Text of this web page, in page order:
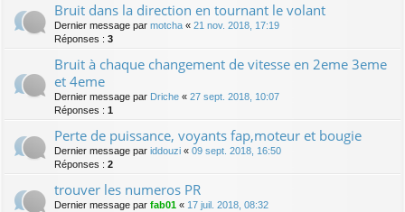
Bruit dans la direction en tournant le volant
Dernier message par motcha « 21 nov. 2018, 17:19
Réponses : 3
Bruit à chaque changement de vitesse en 2eme 3eme
et 4eme
Dernier message par Driche « 27 sept. 2018, 10:07
Réponses : 1
Perte de puissance, voyants fap,moteur et bougie
Dernier message par iddouzi « 09 sept. 2018, 16:50
Réponses : 2
trouver les numeros PR
Dernier message par fab01 « 17 juil. 2018, 08:32